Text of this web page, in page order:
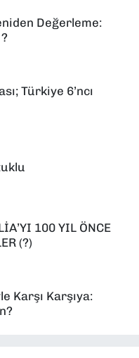
Değerleme:
Türkiye 6’ncı
100 YIL ÖNCE
(?)
Karşı Karşıya: